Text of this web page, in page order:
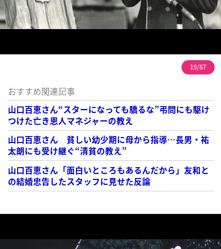
19/87
おすすめ関連記事
山口百恵さん“スターになっても驕るな”弔問にも駆け
つけた亡き恩人マネジャーの教え
山口百恵さん 貧しい幼少期に母から指導…長男・祐
太朗にも受け継ぐ“清貧の教え”
山口百恵さん「面白いところもあるんだから」友和と
の結婚忠告したスタッフに見せた反論